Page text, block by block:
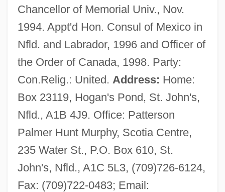
Chancellor of Memorial Univ., Nov.
1994. Appt'd Hon. Consul of Mexico in
Nfld. and Labrador, 1996 and Officer of
the Order of Canada, 1998. Party:
Con.Relig.: United. Address: Home:
Box 23119, Hogan's Pond, St. John's,
Nfld., A1B 4J9. Office: Patterson
Palmer Hunt Murphy, Scotia Centre,
235 Water St., P.O. Box 610, St.
John's, Nfld., A1C 5L3, (709)726-6124,
Fax: (709)722-0483; Email: